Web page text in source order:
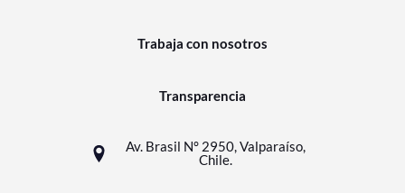
Trabaja con nosotros
Transparencia
Av. Brasil N° 2950, Valparaíso,
Chile.